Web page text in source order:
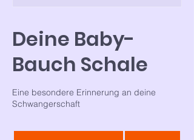
Deine Baby-
Bauch Schale
Eine besondere Erinnerung an deine
Schwangerschaft